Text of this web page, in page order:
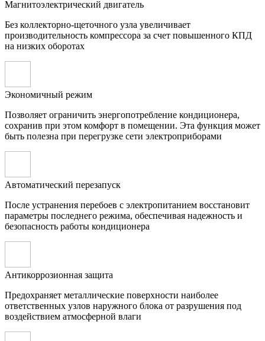
Магнитоэлектрический двигатель
Без коллекторно-щеточного узла увеличивает
производительность компрессора за счет повышенного КПД
на низких оборотах
Экономичный режим
Позволяет ограничить энергопотребление кондиционера,
сохранив при этом комфорт в помещении. Эта функция может
быть полезна при перегрузке сети электроприборами
Автоматический перезапуск
После устранения перебоев с электропитанием восстановит
параметры последнего режима, обеспечивая надежность и
безопасность работы кондиционера
Антикоррозионная защита
Предохраняет металлические поверхности наиболее
ответственных узлов наружного блока от разрушения под
воздействием атмосферной влаги